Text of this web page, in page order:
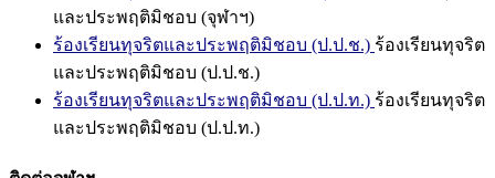
และประพฤติมิชอบ (จุฬาฯ)
ร้องเรียนทุจริตและประพฤติมิชอบ (ป.ป.ช.) ร้องเรียนทุจริต
และประพฤติมิชอบ (ป.ป.ช.)
ร้องเรียนทุจริตและประพฤติมิชอบ (ป.ป.ท.) ร้องเรียนทุจริต
และประพฤติมิชอบ (ป.ป.ท.)